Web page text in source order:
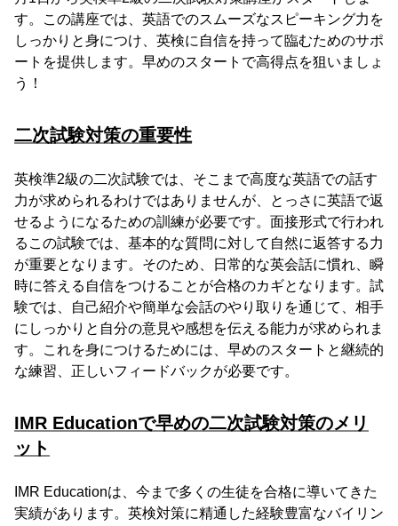
す。この講座では、英語でのスムーズなスピーキング力を
しっかりと身につけ、英検に自信を持って臨むためのサポ
ートを提供します。早めのスタートで高得点を狙いましょ
う！
二次試験対策の重要性
英検準2級の二次試験では、そこまで高度な英語での話す
力が求められるわけではありませんが、とっさに英語で返
せるようになるための訓練が必要です。面接形式で行われ
るこの試験では、基本的な質問に対して自然に返答する力
が重要となります。そのため、日常的な英会話に慣れ、瞬
時に答える自信をつけることが合格のカギとなります。試
験では、自己紹介や簡単な会話のやり取りを通じて、相手
にしっかりと自分の意見や感想を伝える能力が求められま
す。これを身につけるためには、早めのスタートと継続的
な練習、正しいフィードバックが必要です。
IMR Educationで早めの二次試験対策のメリ
ット
IMR Educationは、今まで多くの生徒を合格に導いてきた
実績があります。英検対策に精通した経験豊富なバイリン